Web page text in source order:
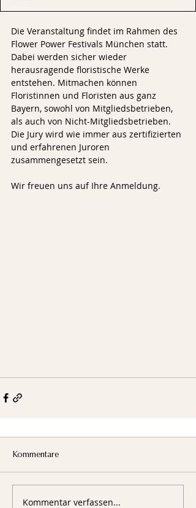
Die Veranstaltung findet im Rahmen des
Flower Power Festivals München statt.
Dabei werden sicher wieder
herausragende floristische Werke
entstehen. Mitmachen können
Floristinnen und Floristen aus ganz
Bayern, sowohl von Mitgliedsbetrieben,
als auch von Nicht-Mitgliedsbetrieben.
Die Jury wird wie immer aus zertifizierten
und erfahrenen Juroren
zusammengesetzt sein.
Wir freuen uns auf Ihre Anmeldung.
Kommentare
Kommentar verfassen...